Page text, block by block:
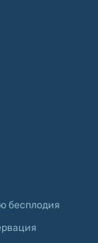
бесплодия